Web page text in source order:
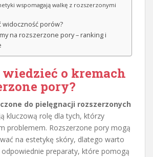
wspomagają walkę z rozszerzonymi
widoczność porów?
na rozszerzone pory – ranking i
wiedzieć o kremach
pory?
do pielęgnacji rozszerzonych
kluczową rolę dla tych, którzy
problemem. Rozszerzone pory mogą
na estetykę skóry, dlatego warto
preparaty, które pomogą